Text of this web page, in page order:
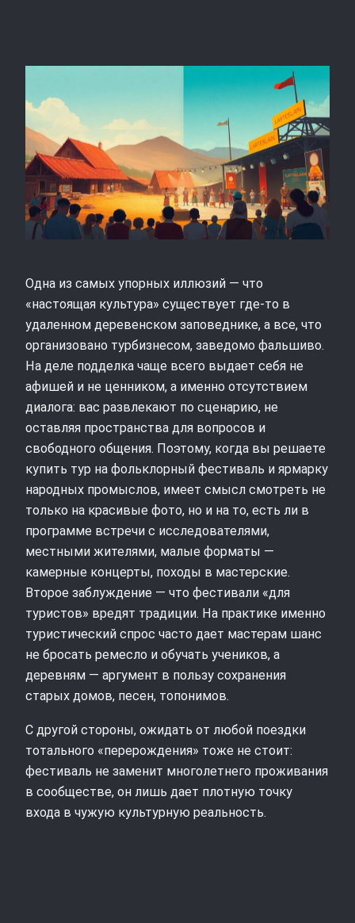
Одна из самых упорных иллюзий — что
«настоящая культура» существует где‑то в
удаленном деревенском заповеднике, а все, что
организовано турбизнесом, заведомо фальшиво.
На деле подделка чаще всего выдает себя не
афишей и не ценником, а именно отсутствием
диалога: вас развлекают по сценарию, не
оставляя пространства для вопросов и
свободного общения. Поэтому, когда вы решаете
купить тур на фольклорный фестиваль и ярмарку
народных промыслов, имеет смысл смотреть не
только на красивые фото, но и на то, есть ли в
программе встречи с исследователями,
местными жителями, малые форматы —
камерные концерты, походы в мастерские.
Второе заблуждение — что фестивали «для
туристов» вредят традиции. На практике именно
туристический спрос часто дает мастерам шанс
не бросать ремесло и обучать учеников, а
деревням — аргумент в пользу сохранения
старых домов, песен, топонимов.
С другой стороны, ожидать от любой поездки
тотального «перерождения» тоже не стоит:
фестиваль не заменит многолетнего проживания
в сообществе, он лишь дает плотную точку
входа в чужую культурную реальность.